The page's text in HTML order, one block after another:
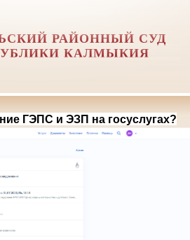
РАЙОННЫЙ СУД
КАЛМЫКИЯ
ГЭПС и ЭЗП на госуслугах?